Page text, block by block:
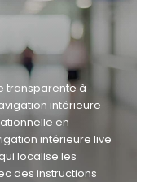
transparente à
intérieure
en
intérieure live
localise les
des instructions